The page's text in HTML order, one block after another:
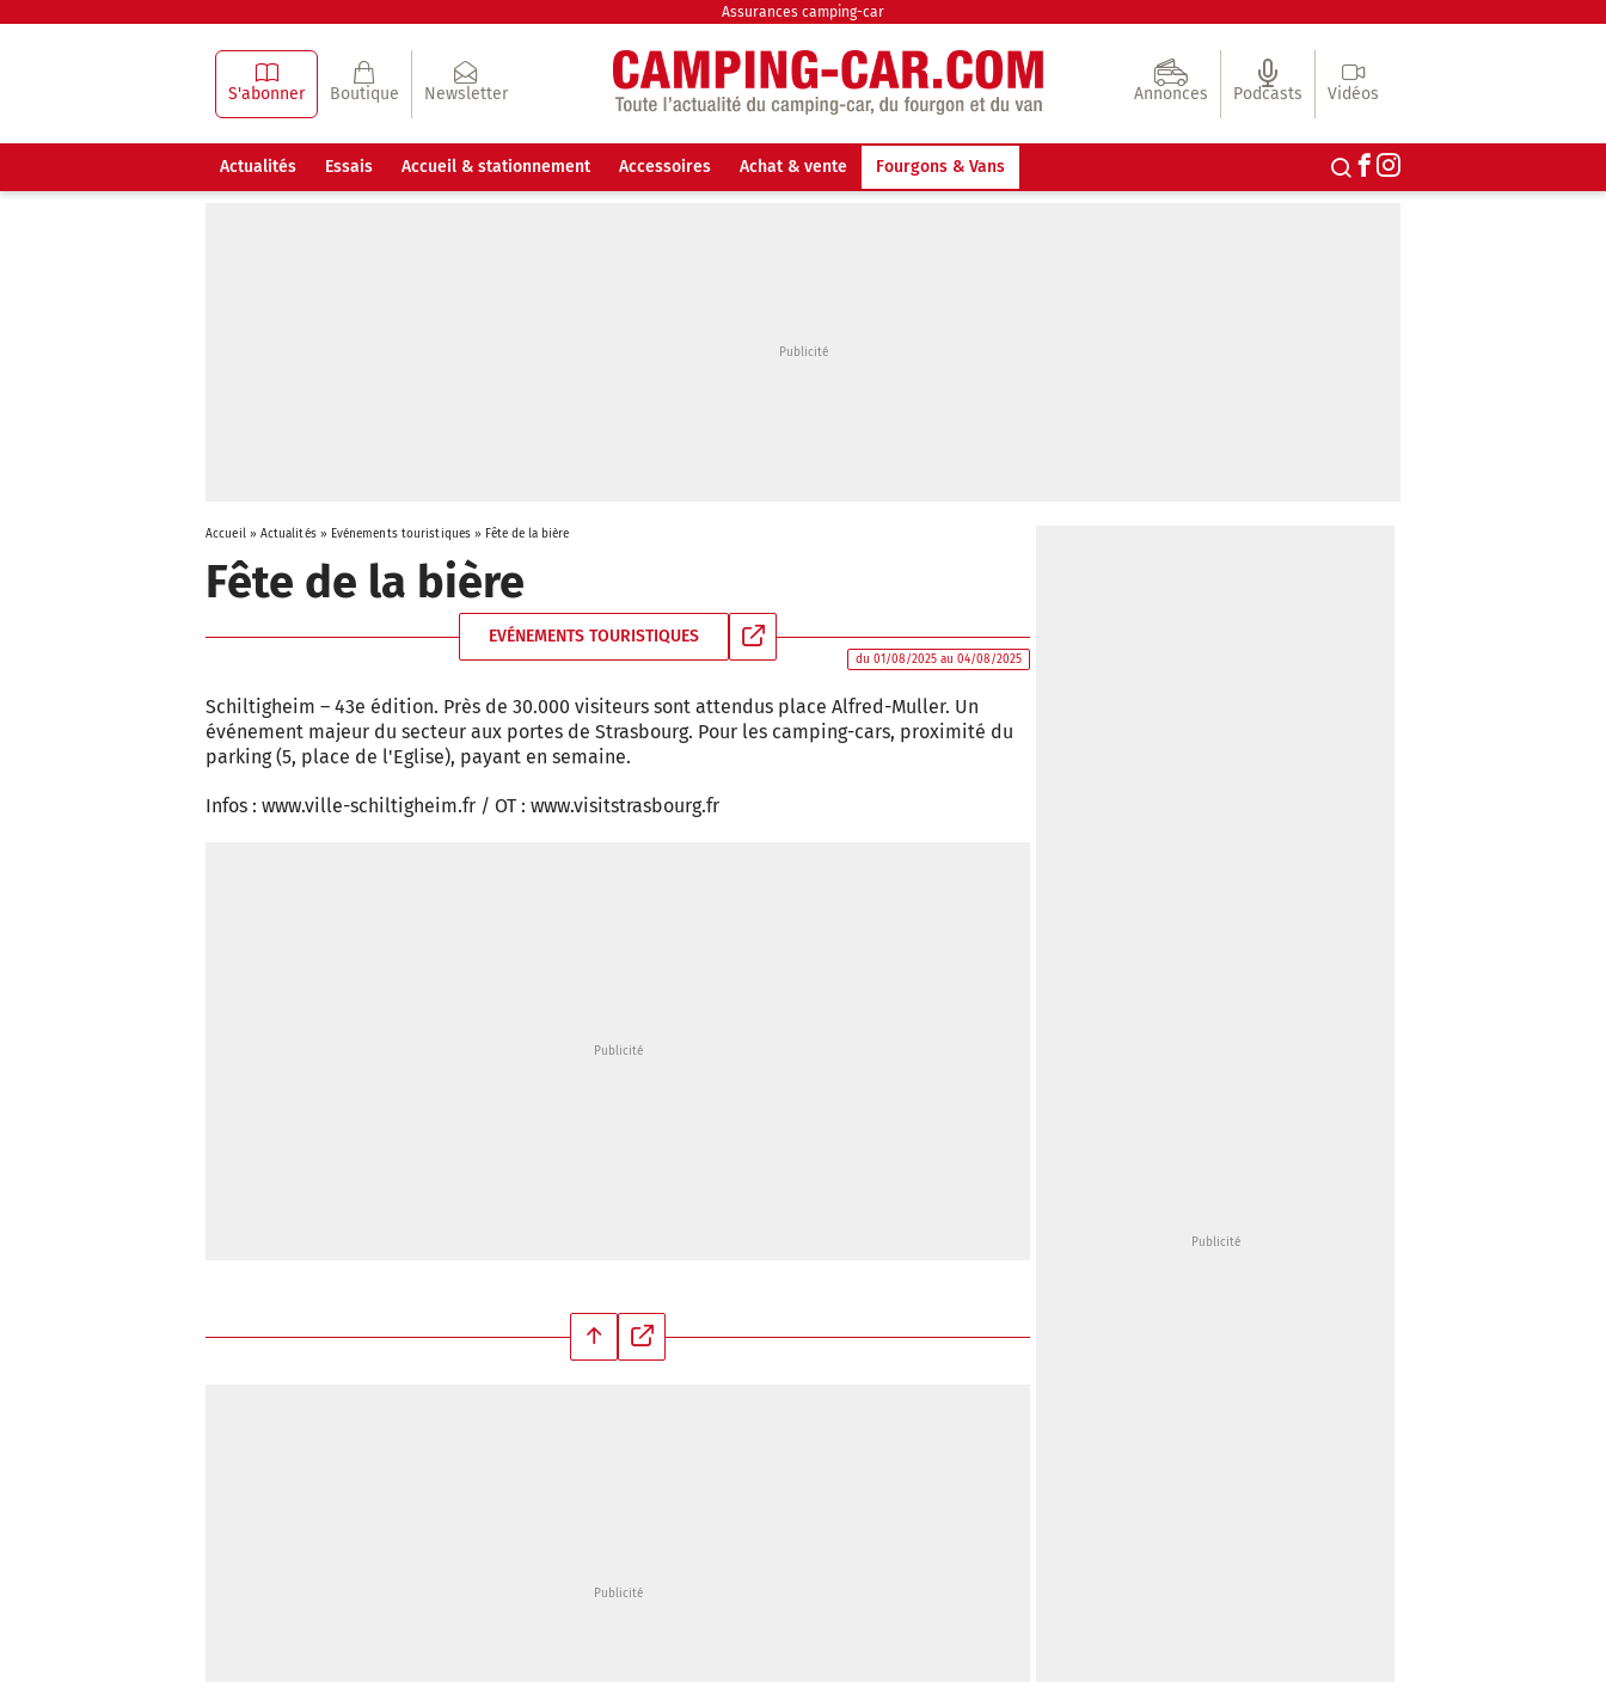
Assurances camping-car
S'abonner Boutique Newsletter Annonces Podcasts Vidéos
Actualités Essais Accueil & stationnement Accessoires Achat & vente Fourgons & Vans
Accueil» Actualités» Evénements touristiques » Fête de la bière
Fête de la bière
EVÉNEMENTS TOURISTIQUES
du 01/08/2025 au 04/08/2025
Schiltigheim – 43e édition. Près de 30.000 visiteurs sont attendus place Alfred-Muller. Un
événement majeur du secteur aux portes de Strasbourg. Pour les camping-cars, proximité du
parking (5, place de l'Eglise), payant en semaine.
Infos : www.ville-schiltigheim.fr / OT : www.visitstrasbourg.fr